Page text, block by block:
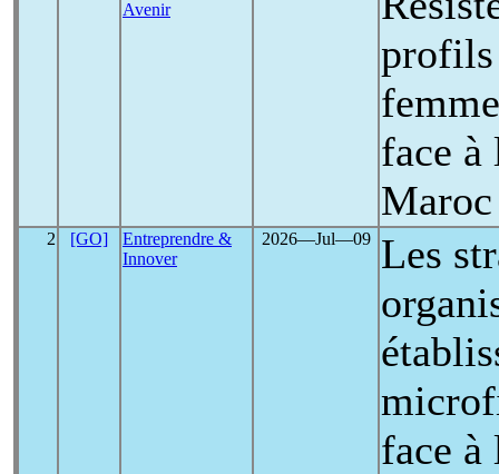
Avenir
profils
face
Maroc
2 [GO]
Entreprendre &
Innover
2026―Jul―09
Les
face